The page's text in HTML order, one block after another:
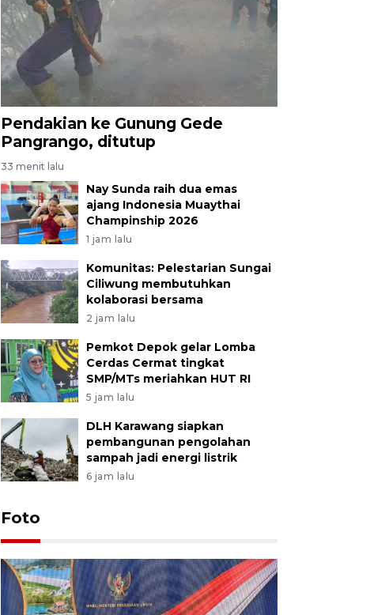
Pendakian ke Gunung Gede
Pangrango, ditutup
33 menit lalu
Nay Sunda raih dua emas
ajang Indonesia Muaythai
Champinship 2026
1 jam lalu
Komunitas: Pelestarian Sungai
Ciliwung membutuhkan
kolaborasi bersama
2 jam lalu
Pemkot Depok gelar Lomba
Cerdas Cermat tingkat
SMP/MTs meriahkan HUT RI
5 jam lalu
DLH Karawang siapkan
pembangunan pengolahan
sampah jadi energi listrik
6 jam lalu
Foto